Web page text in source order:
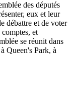
des députés
eux et leur
débattre et de voter
et
se réunit dans
Queen's Park, à